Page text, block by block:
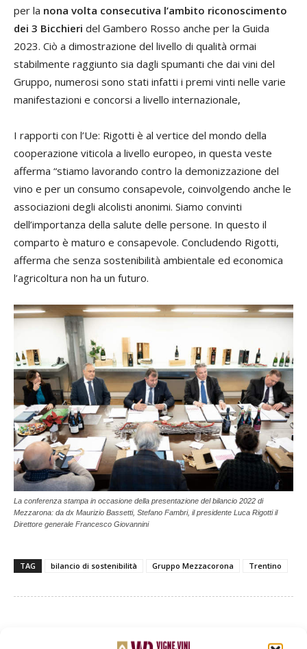
per la nona volta consecutiva l’ambito riconoscimento
dei 3 Bicchieri del Gambero Rosso anche per la Guida
2023. Ciò a dimostrazione del livello di qualità ormai
stabilmente raggiunto sia dagli spumanti che dai vini del
Gruppo, numerosi sono stati infatti i premi vinti nelle varie
manifestazioni e concorsi a livello internazionale,
I rapporti con l’Ue: Rigotti è al vertice del mondo della
cooperazione viticola a livello europeo, in questa veste
afferma “stiamo lavorando contro la demonizzazione del
vino e per un consumo consapevole, coinvolgendo anche le
associazioni degli alcolisti anonimi. Siamo convinti
dell’importanza della salute delle persone. In questo il
comparto è maturo e consapevole. Concludendo Rigotti,
afferma che senza sostenibilità ambientale ed economica
l’agricoltura non ha un futuro.
La conferenza stampa in occasione della presentazione del bilancio 2022 di
Mezzarona: da dx Maurizio Bassetti, Stefano Fambri, il presidente Luca Rigotti il
Direttore generale Francesco Giovannini
TAG bilancio di sostenibilità Gruppo Mezzacorona Trentino
Twitter